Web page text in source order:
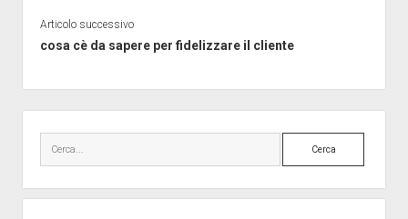
Articolo successivo
cosa cè da sapere per fidelizzare il cliente
laterale
Cerca